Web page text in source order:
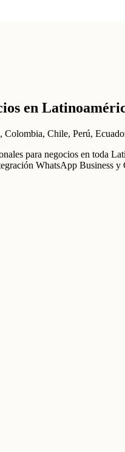
en
Chile, Perú,
para negocios en toda
WhatsApp Business